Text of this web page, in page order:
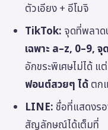
ตัวเอียง + อีโมจิ
TikTok: จุดที่พลา
เฉพาะ a–z, 0–9,
อักขระพิเศษไม่ได้ แต่
ฟอนต์สวยๆ ได้ตก
LINE:ชื่อที่แสดงร
สัญลักษณ์ได้เต็มที่